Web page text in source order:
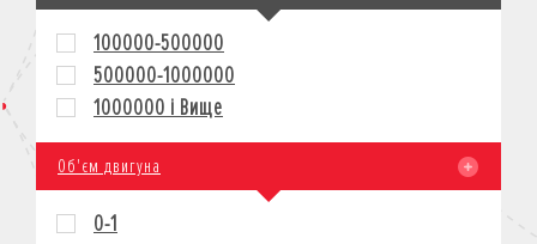
100000-500000
500000-1000000
1000000 і Вище
Об'єм двигуна
0-1